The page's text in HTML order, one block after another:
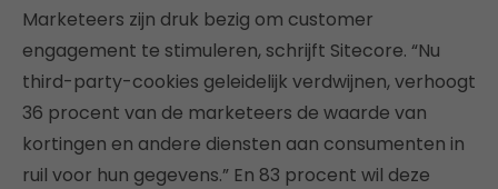
Marketeers zijn druk bezig om customer
engagement te stimuleren, schrijft Sitecore. “Nu
third-party-cookies geleidelijk verdwijnen, verhoogt
36 procent van de marketeers de waarde van
kortingen en andere diensten aan consumenten in
ruil voor hun gegevens.” En 83 procent wil deze